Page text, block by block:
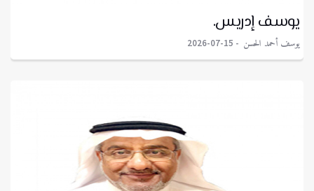
يوسف إدريس.
يوسف أحمد الحسن 2026-07-15